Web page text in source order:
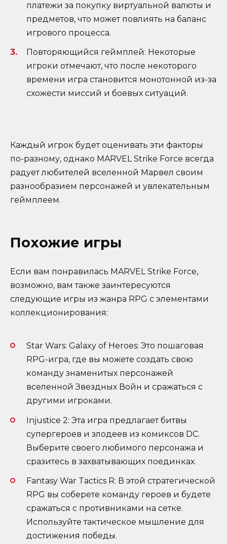
платежи за покупку виртуальной валюты и
предметов, что может повлиять на баланс
игрового процесса.
Повторяющийся геймплей: Некоторые
игроки отмечают, что после некоторого
времени игра становится монотонной из-за
схожести миссий и боевых ситуаций.
Каждый игрок будет оценивать эти факторы
по-разному, однако MARVEL Strike Force всегда
радует любителей вселенной Марвел своим
разнообразием персонажей и увлекательным
геймплеем.
Похожие игры
Если вам понравилась MARVEL Strike Force,
возможно, вам также заинтересуются
следующие игры из жанра RPG с элементами
коллекционирования:
Star Wars: Galaxy of Heroes: Это пошаговая
RPG-игра, где вы можете создать свою
команду знаменитых персонажей
вселенной Звездных Войн и сражаться с
другими игроками.
Injustice 2: Эта игра предлагает битвы
супергероев и злодеев из комиксов DC.
Выберите своего любимого персонажа и
сразитесь в захватывающих поединках.
Fantasy War Tactics R: В этой стратегической
RPG вы соберете команду героев и будете
сражаться с противниками на сетке.
Используйте тактическое мышление для
достижения победы.